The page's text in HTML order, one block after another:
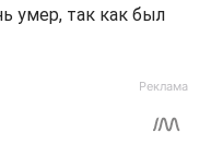
умер, так как был